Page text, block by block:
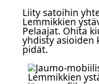
Liity satoihin
Lemmikkien
Pelaajat. Ohita
yhdisty asioiden
pidät.